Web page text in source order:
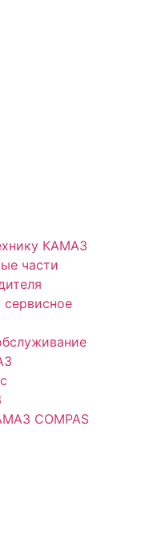
КАМАЗ
части
COMPAS